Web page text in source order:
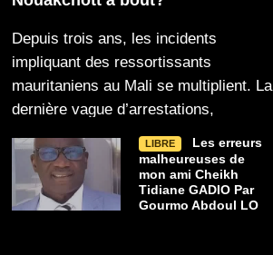
Depuis trois ans, les incidents
impliquant des ressortissants
mauritaniens au Mali se multiplient. La
dernière vague d’arrestations,
LIBRE
Les erreurs
malheureuses de
mon ami Cheikh
Tidiane GADIO Par
Gourmo Abdoul LO